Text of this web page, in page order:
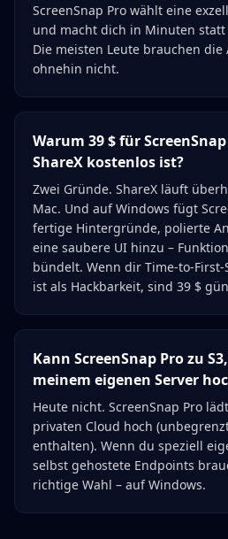
ScreenSnap Pro wählt eine
und macht dich in Minuten
Die meisten Leute brauchen die
ohnehin nicht.
Warum 39 $ für
ShareX kostenlos ist?
Zwei Gründe. ShareX läuft
Mac. Und auf Windows fügt
fertige Hintergründe, polierte
eine saubere UI hinzu –
bündelt. Wenn dir Time-to-
ist als Hackbarkeit, sind 39 $
Kann ScreenSnap Pro zu
meinem eigenen Server
Heute nicht. ScreenSnap Pro
privaten Cloud hoch
enthalten). Wenn du speziell
selbst gehostete Endpoints
richtige Wahl – auf Windows.